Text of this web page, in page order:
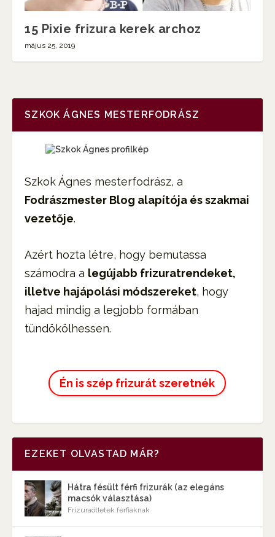
15 Pixie frizura kerek archoz
május 25, 2019
SZKOK ÁGNES MESTERFODRÁSZ
Szkok Ágnes mesterfodrász, a
Fodrászmester Blog alapítója és szakmai
vezetője.
Azért hozta létre, hogy bemutassa
számodra a legújabb frizuratrendeket,
illetve hajápolási módszereket, hogy
hajad mindig a legjobb formában
tündökölhessen.
Én is szép frizurát szeretnék
EZEKET OLVASTAD MÁR?
Hátra fésült férfi frizurák (az elegáns
macsók választása)
Frizuraötletek férfiaknak